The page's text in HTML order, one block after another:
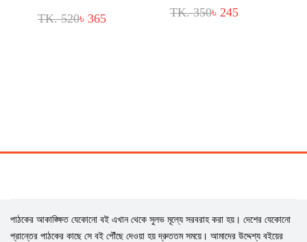
TK. 520৳ 365 TK. 350৳ 245
পাঠকের আকাঙ্ক্ষিত যেকোনো বই এখান থেকে সুলভ মূল্যে সরবরাহ করা হয়। দেশের যেকোনো
প্রান্তের পাঠকের কাছে সে বই পৌঁছে দেওয়া হয় দ্রুততম সময়ে। আমাদের উদ্দেশ্য বইয়ের